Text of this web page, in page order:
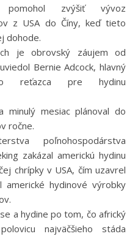
zvýšiť vývoz
z USA do Číny, keď tieto
dohode.
je obrovský záujem od
Bernie Adcock, hlavný
reťazca pre hydinu
minulý mesiac plánoval do
ročne.
poľnohospodárstva
zakázal americkú hydinu
chrípky v USA, čím uzavrel
hydinové výrobky
a hydine po tom, čo africký
najväčšieho stáda